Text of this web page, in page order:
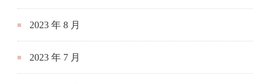
2023 年 8 月
2023 年 7 月